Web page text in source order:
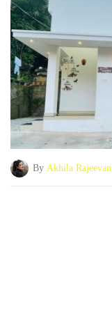
By Akhila Rajeevan